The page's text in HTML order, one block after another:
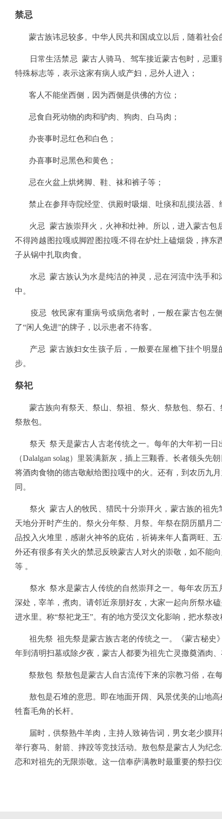
禁忌
蒙古族讳忌较多。中华人民共和国成立以后，随着社会
日常生活禁忌 蒙古人骑马、驾车接近蒙古包时，忌重
特殊标志等，表示这家有病人或产妇，忌外人进入；
客人不能坐西侧，因为西侧是供佛的方位；
忌食自死动物的肉和驴肉、狗肉、白马肉；
办丧事时忌红色和白色；
办喜事时忌黑色和黄色；
忌在火盆上烘烤脚、鞋、袜和裤子等；
禁止在参拜寺院经堂、供殿时吸烟、吐痰和乱摸法器、
火忌 蒙古族崇拜火，火神和灶神。所以，进入蒙古包
不得跨越图拉嘎或脚蹬图拉嘎:不得在炉灶上磕烟袋，摔
子从锅中扎取肉食。
水忌 蒙古族认为水是纯洁的神灵，忌在河流中洗手和
中。
疫忌 牧民家有重病号或病危者时，一般在蒙古包左
了“闲人免进”的牌子，以示患者不待客。
产忌 蒙古族妇女生孩子后，一般要在屋檐下挂个明显
步。
祭祀
蒙古族向有祭天、祭山、祭祖、祭火、祭敖包、祭石、
祭敖包。
祭天 祭天是蒙古人古老传统之一。每年的大年初一日
（Dalalgan solag）里装满新灰，插上三颗香。长者领头
将酒肉食物的德吉敬献给图拉嘎中的火。还有，到农历九
同。
祭火 蒙古人的牧民、猎民十分崇拜火，蒙古族的祖先
天地分开时产生的。祭火分年祭、月祭。年祭在阴历腊月
品投入火堆里，感谢火神爷的庇佑，祈祷来年人畜两旺、
外还有很多有关火的禁忌反映蒙古人对火的崇敬，如不能
等 。
祭水 祭水是蒙古人传统的自然崇拜之一。每年农历五
深处，宰羊，煮肉。请邻近亲朋好友，大家一起向所祭水
进水里。称“祭祀龙王”。有的地方受汉文化影响，把水祭改
祖先祭 祖先祭是蒙古族古老的传统之一。《蒙古秘史
年到清明扫墓或除夕夜，蒙古人都要为祖先亡灵撒奠酒肉
祭敖包 祭敖包是蒙古人自古流传下来的宗教习俗，在
敖包是石堆的意思。即在地面开阔、风景优美的山地高
牲畜毛角的长杆。
届时，供祭熟牛羊肉，主持人致祷告词，男女老少膜拜
举行赛马、射箭、摔跤等竞技活动。敖包祭是蒙古人为纪
恋和对祖先的无限崇敬。这一信奉萨满教时最重要的祭扫